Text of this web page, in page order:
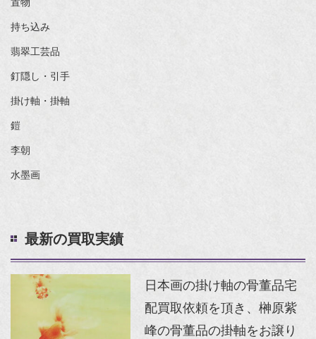
置物
持ち込み
翡翠工芸品
釘隠し・引手
掛け軸・掛軸
鎧
李朝
水墨画
最新の買取実績
日本画の掛け軸の骨董品宅
配買取依頼を頂き、榊原紫
峰の骨董品の掛軸をお譲り